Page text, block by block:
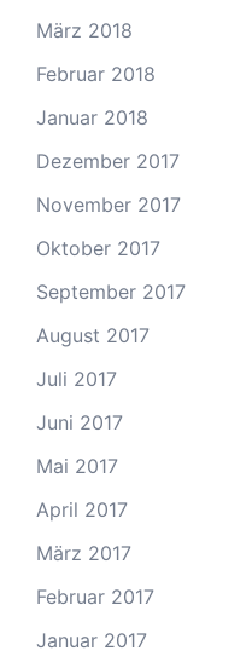
März 2018
Februar 2018
Januar 2018
Dezember 2017
November 2017
Oktober 2017
September 2017
August 2017
Juli 2017
Juni 2017
Mai 2017
April 2017
März 2017
Februar 2017
Januar 2017